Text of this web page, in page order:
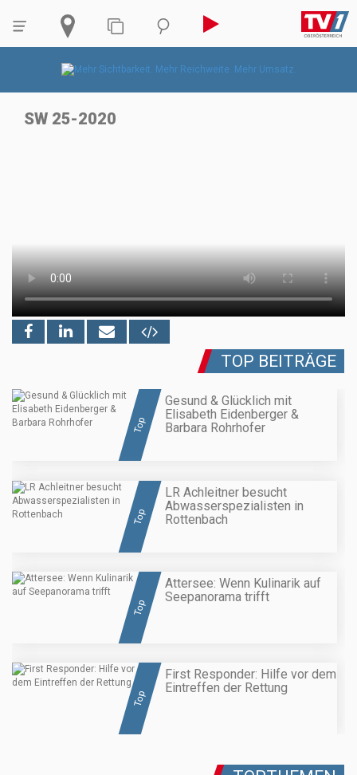
SW 25-2020
TOP BEITRÄGE
Top
Gesund & Glücklich mit
Elisabeth Eidenberger &
Barbara Rohrhofer
Top
LR Achleitner besucht
Abwasserspezialisten in
Rottenbach
Top
Attersee: Wenn Kulinarik auf
Seepanorama trifft
Top
First Responder: Hilfe vor dem
Eintreffen der Rettung